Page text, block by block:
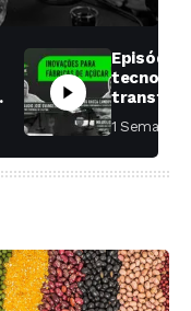
Episódio
fábricas
1 Semana ⁮